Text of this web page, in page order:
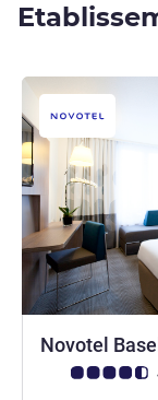
Novotel
Note